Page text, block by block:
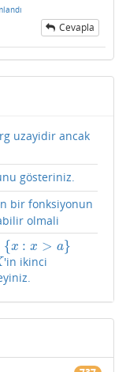
Cevapla
uzayidir ancak
gösteriniz.
bir fonksiyonun
olmali
{x : x > a}
x>a }
'in ikinci